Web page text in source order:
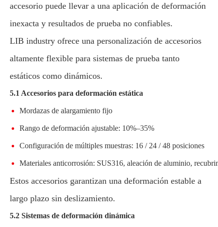
accesorio puede llevar a una aplicación de deformación
inexacta y resultados de prueba no confiables.
LIB industry ofrece una personalización de accesorios
altamente flexible para sistemas de prueba tanto
estáticos como dinámicos.
5.1 Accesorios para deformación estática
Mordazas de alargamiento fijo
Rango de deformación ajustable: 10%–35%
Configuración de múltiples muestras: 16 / 24 / 48 posiciones
Materiales anticorrosión: SUS316, aleación de aluminio,
Estos accesorios garantizan una deformación estable a
largo plazo sin deslizamiento.
5.2 Sistemas de deformación dinámica